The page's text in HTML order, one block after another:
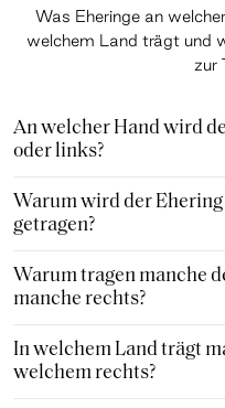
Was Eheringe an
welchem Land trägt und
zur
An welcher Hand wird
oder links?
Warum wird der
getragen?
Warum tragen manche
manche rechts?
In welchem Land trägt
welchem rechts?